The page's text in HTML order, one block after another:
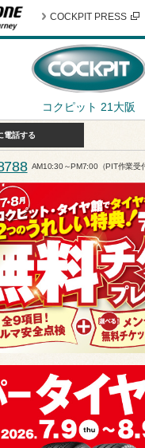
コクピット 21大阪
COCKPIT PRESS
電話する
AM10:30～PM7:00（PIT作業